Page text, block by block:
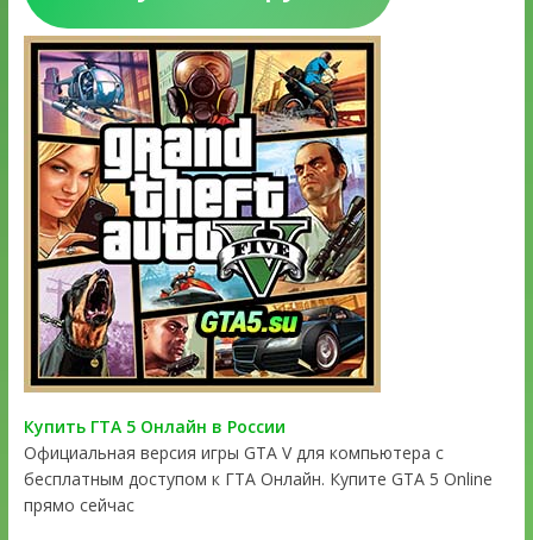
Купить ГТА 5 Онлайн в России
Официальная версия игры GTA V для компьютера с
бесплатным доступом к ГТА Онлайн. Купите GTA 5 Online
прямо сейчас